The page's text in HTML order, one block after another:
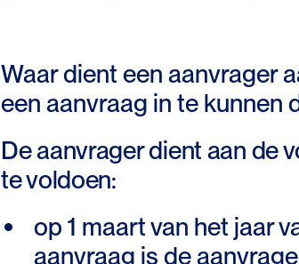
Waar dient een aanvrager
een aanvraag in te kunnen
De aanvrager dient aan de
te voldoen:
op 1 maart van het jaar
aanvraag is de